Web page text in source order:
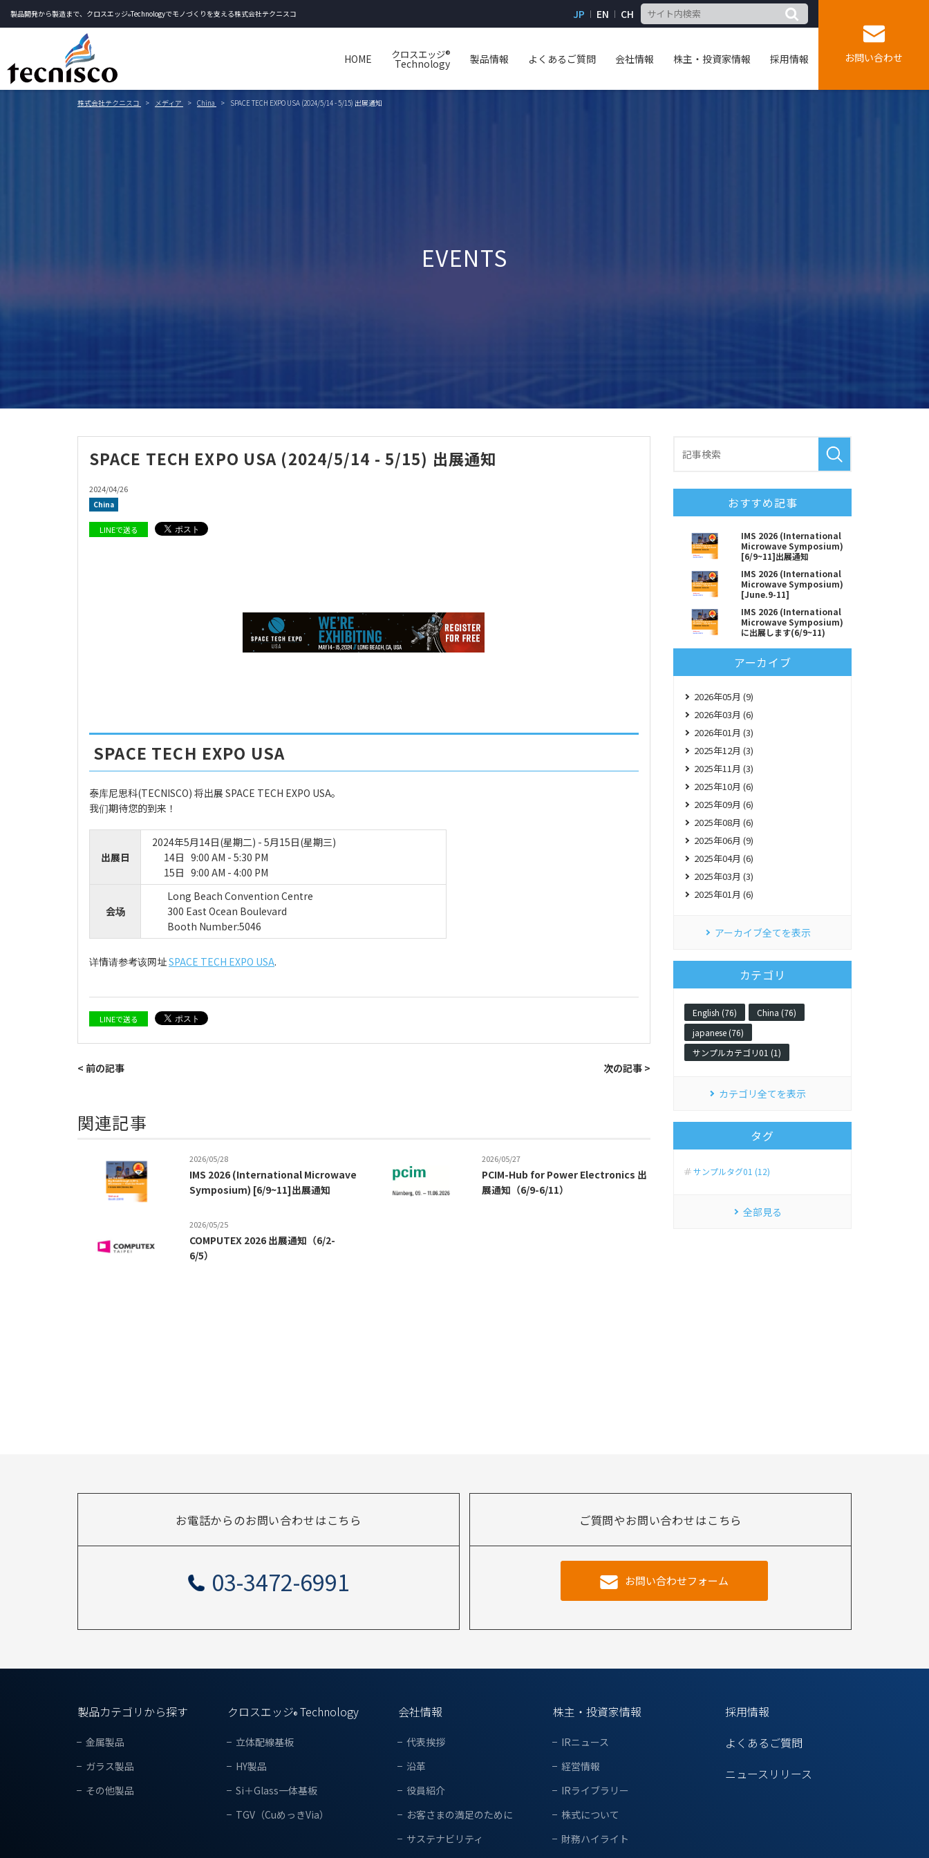
製品開発から製造まで、クロスエッジ®Technologyでモノづくりを支える株式会社テクニスコ JP EN CH
HOME クロスエッジ®
Technology 製品情報 よくあるご質問 会社情報 株主・投資家情報 採用情報 お問い合わせ
株式会社テクニスコ メディア China SPACE TECH EXPO USA (2024/5/14 - 5/15) 出展通知
EVENTS
SPACE TECH EXPO USA (2024/5/14 - 5/15) 出展通知
2024/04/26
China
LINEで送る
SPACE TECH EXPO USA
泰库尼思科(TECNISCO) 将出展 SPACE TECH EXPO USA。
我们期待您的到来！
出展日
2024年5月14日(星期二) - 5月15日(星期三)
14日 9:00 AM - 5:30 PM
15日 9:00 AM - 4:00 PM
会场
Long Beach Convention Centre
300 East Ocean Boulevard
Booth Number:5046
详情请参考该网址SPACE TECH EXPO USA.
LINEで送る
< 前の記事 次の記事 >
関連記事
2026/05/28
IMS 2026 (International Microwave
Symposium) [6/9~11]出展通知
2026/05/27
PCIM-Hub for Power Electronics 出
展通知（6/9-6/11）
2026/05/25
COMPUTEX 2026 出展通知（6/2-
6/5）
おすすめ記事
IMS 2026 (International
Microwave Symposium)
[6/9~11]出展通知
IMS 2026 (International
Microwave Symposium)
[June.9-11]
IMS 2026 (International
Microwave Symposium)
に出展します(6/9~11)
アーカイブ
2026年05月 (9)
2026年03月 (6)
2026年01月 (3)
2025年12月 (3)
2025年11月 (3)
2025年10月 (6)
2025年09月 (6)
2025年08月 (6)
2025年06月 (9)
2025年04月 (6)
2025年03月 (3)
2025年01月 (6)
アーカイブ全てを表示
カテゴリ
English (76)
China (76)
japanese (76)
サンプルカテゴリ01 (1)
カテゴリ全てを表示
タグ
サンプルタグ01 (12)
全部見る
お電話からのお問い合わせはこちら
03-3472-6991
ご質問やお問い合わせはこちら
お問い合わせフォーム
製品カテゴリから探す
金属製品
ガラス製品
その他製品
クロスエッジ® Technology
立体配線基板
HY製品
Si＋Glass一体基板
TGV（CuめっきVia）
会社情報
代表挨拶
沿革
役員紹介
お客さまの満足のために
サステナビリティ
株主・投資家情報
IRニュース
経営情報
IRライブラリー
株式について
財務ハイライト
採用情報
よくあるご質問
ニュースリリース